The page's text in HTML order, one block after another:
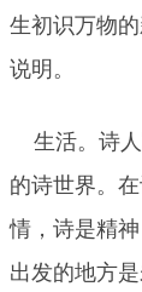
生初识万物
说明。
生活。诗人
的诗世界。
情，诗是精
出发的地方